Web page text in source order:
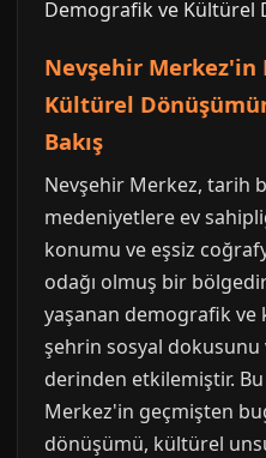
Nevşehir Merkez'in
Kültürel
Bakış
Nevşehir Merkez, tarih
medeniyetlere ev
konumu ve eşsiz
odağı olmuş bir
yaşanan demografik ve
şehrin sosyal dokusunu
derinden etkilemiştir.
Merkez'in geçmişten
dönüşümü, kültürel